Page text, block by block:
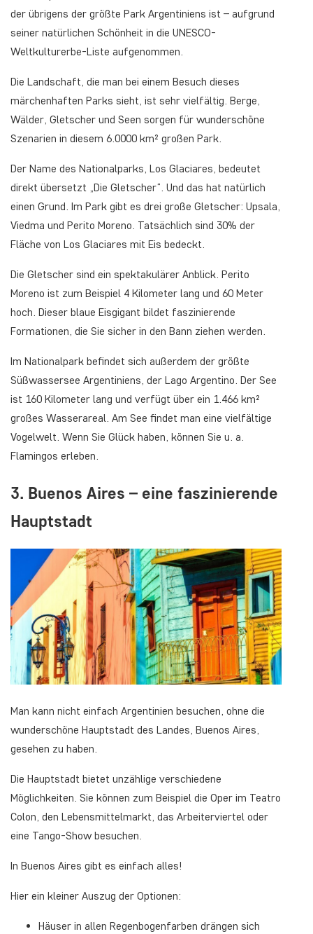
der übrigens der größte Park Argentiniens ist – aufgrund
seiner natürlichen Schönheit in die UNESCO-
Weltkulturerbe-Liste aufgenommen.
Die Landschaft, die man bei einem Besuch dieses
märchenhaften Parks sieht, ist sehr vielfältig. Berge,
Wälder, Gletscher und Seen sorgen für wunderschöne
Szenarien in diesem 6.0000 km² großen Park.
Der Name des Nationalparks, Los Glaciares, bedeutet
direkt übersetzt „Die Gletscher“. Und das hat natürlich
einen Grund. Im Park gibt es drei große Gletscher: Upsala,
Viedma und Perito Moreno. Tatsächlich sind 30% der
Fläche von Los Glaciares mit Eis bedeckt.
Die Gletscher sind ein spektakulärer Anblick. Perito
Moreno ist zum Beispiel 4 Kilometer lang und 60 Meter
hoch. Dieser blaue Eisgigant bildet faszinierende
Formationen, die Sie sicher in den Bann ziehen werden.
Im Nationalpark befindet sich außerdem der größte
Süßwassersee Argentiniens, der Lago Argentino. Der See
ist 160 Kilometer lang und verfügt über ein 1.466 km²
großes Wasserareal. Am See findet man eine vielfältige
Vogelwelt. Wenn Sie Glück haben, können Sie u. a.
Flamingos erleben.
3. Buenos Aires – eine faszinierende
Hauptstadt
Man kann nicht einfach Argentinien besuchen, ohne die
wunderschöne Hauptstadt des Landes, Buenos Aires,
gesehen zu haben.
Die Hauptstadt bietet unzählige verschiedene
Möglichkeiten. Sie können zum Beispiel die Oper im Teatro
Colon, den Lebensmittelmarkt, das Arbeiterviertel oder
eine Tango-Show besuchen.
In Buenos Aires gibt es einfach alles!
Hier ein kleiner Auszug der Optionen:
Häuser in allen Regenbogenfarben drängen sich